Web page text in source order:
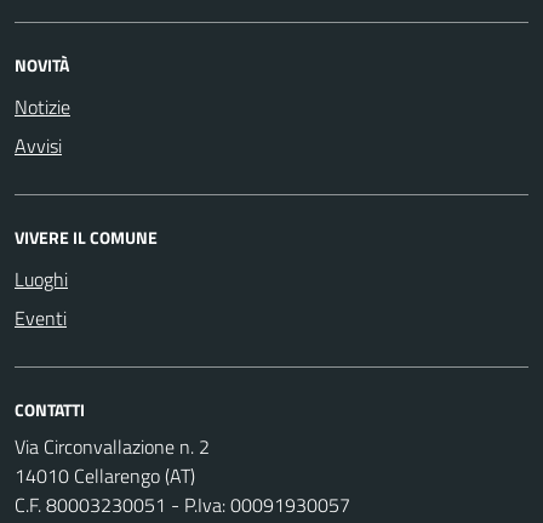
NOVITÀ
Notizie
Avvisi
VIVERE IL COMUNE
Luoghi
Eventi
CONTATTI
Via Circonvallazione n. 2
14010 Cellarengo (AT)
C.F. 80003230051 - P.Iva: 00091930057